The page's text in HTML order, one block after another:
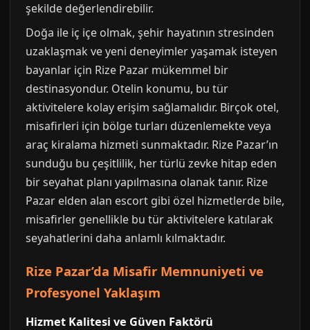
şekilde değerlendirebilir.
Doğa ile iç içe olmak, şehir hayatının stresinden
uzaklaşmak ve yeni deneyimler yaşamak isteyen
bayanlar için Rize Pazar mükemmel bir
destinasyondur. Otelin konumu, bu tür
aktivitelere kolay erişim sağlamalıdır. Birçok otel,
misafirleri için bölge turları düzenlemekte veya
araç kiralama hizmeti sunmaktadır. Rize Pazar’ın
sunduğu bu çeşitlilik, her türlü zevke hitap eden
bir seyahat planı yapılmasına olanak tanır. Rize
Pazar elden alan escort gibi özel hizmetlerde bile,
misafirler genellikle bu tür aktivitelere katılarak
seyahatlerini daha anlamlı kılmaktadır.
Rize Pazar’da Misafir Memnuniyeti ve
Profesyonel Yaklaşım
Hizmet Kalitesi ve Güven Faktörü